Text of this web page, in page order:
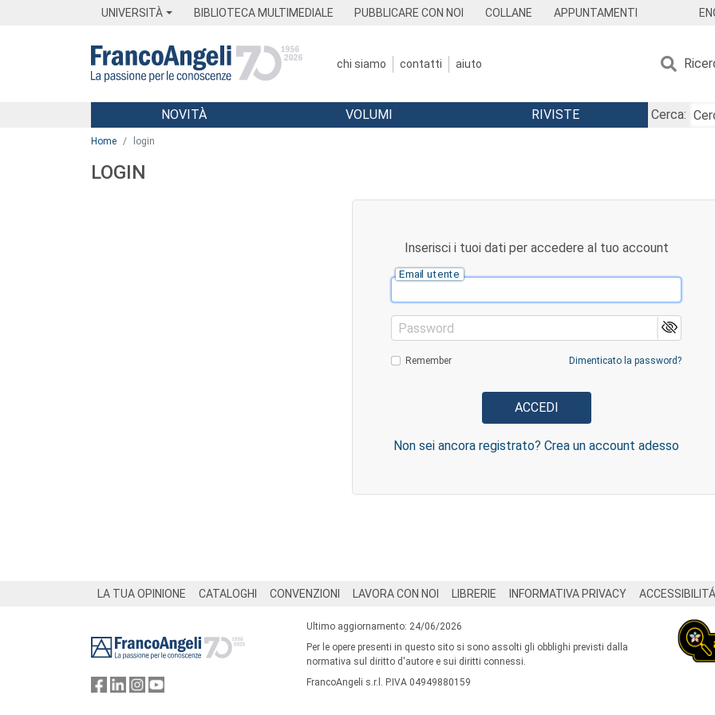
UNIVERSITÀ BIBLIOTECA MULTIMEDIALE PUBBLICARE CON NOI COLLANE APPUNTAMENTI
chi siamo contatti aiuto
Menu
NOVITÀ VOLUMI RIVISTE
Cerca:
Home login
LOGIN
Inserisci i tuoi dati per accedere al tuo account
Email utente
Password
Remember Dimenticato la password?
Non sei ancora registrato? Crea un account adesso
LA TUA OPINIONE CATALOGHI CONVENZIONI LAVORA CON NOI LIBRERIE INFORMATIVA PRIVACY ACCESSIBILITÁ
Ultimo aggiornamento: 24/06/2026
Per le opere presenti in questo sito si sono assolti gli obblighi previsti dalla
normativa sul diritto d'autore e sui diritti connessi.
FrancoAngeli s.r.l. P.IVA 04949880159